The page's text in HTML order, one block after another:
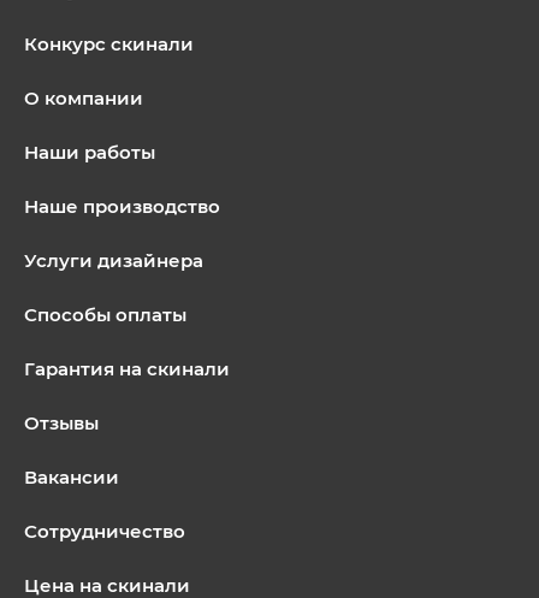
Конкурс скинали
О компании
Наши работы
Наше производство
Услуги дизайнера
Способы оплаты
Гарантия на скинали
Отзывы
Вакансии
Сотрудничество
Цена на скинали